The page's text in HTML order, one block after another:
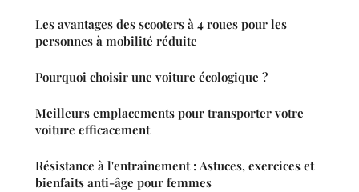
Les avantages des scooters à 4 roues pour les
personnes à mobilité réduite
Pourquoi choisir une voiture écologique ?
Meilleurs emplacements pour transporter votre
voiture efficacement
Résistance à l'entraînement : Astuces, exercices et
bienfaits anti-âge pour femmes